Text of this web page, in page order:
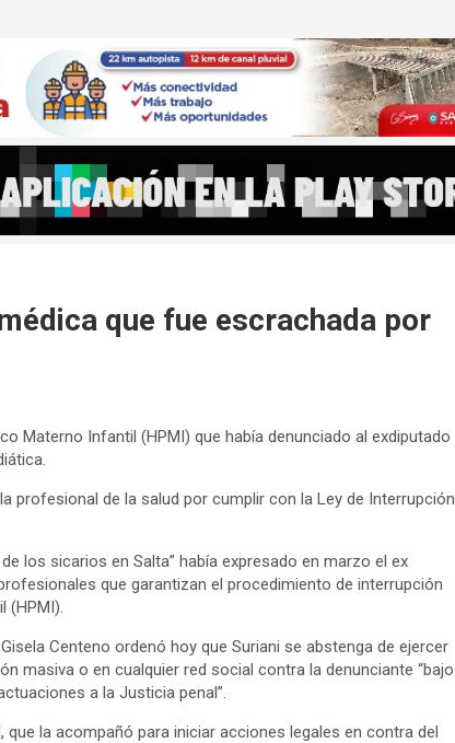
que fue escrachada por
Materno Infantil (HPMI) que había denunciado al exdiputado
profesional de la salud por cumplir con la Ley de Interrupción
los sicarios en Salta” había expresado en marzo el ex
que garantizan el procedimiento de interrupción
(HPMI).
Centeno ordenó hoy que Suriani se abstenga de ejercer
masiva o en cualquier red social contra la denunciante “bajo
a la Justicia penal”.
la acompañó para iniciar acciones legales en contra del